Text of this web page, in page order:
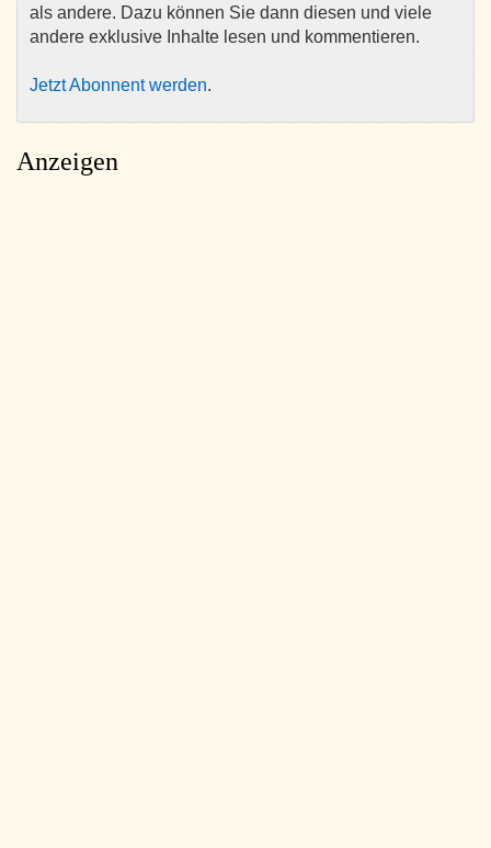
als andere. Dazu können Sie dann diesen und viele
andere exklusive Inhalte lesen und kommentieren.
Jetzt Abonnent werden.
Anzeigen